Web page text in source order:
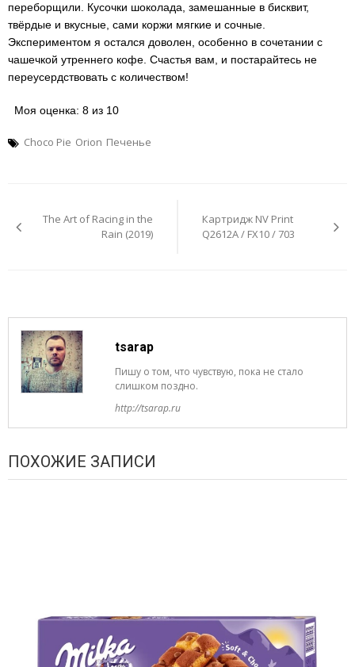
переборщили. Кусочки шоколада, замешанные в бисквит,
твёрдые и вкусные, сами коржи мягкие и сочные.
Экспериментом я остался доволен, особенно в сочетании с
чашечкой утреннего кофе. Счастья вам, и постарайтесь не
переусердствовать с количеством!
Моя оценка: 8 из 10
Choco Pie Orion Печенье
записям
The Art of Racing in the
Rain (2019)
Картридж NV Print
Q2612A / FX10 / 703
tsarap
Пишу о том, что чувствую, пока не стало
слишком поздно.
http://tsarap.ru
ПОХОЖИЕ ЗАПИСИ